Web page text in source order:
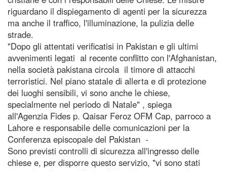
riguardano il dispiegamento di agenti per la sicurezza
ma anche il traffico, l'illuminazione, la pulizia delle
strade.
"Dopo gli attentati verificatisi in Pakistan e gli ultimi
avvenimenti legati al recente conflitto con l'Afghanistan,
nella società pakistana circola il timore di attacchi
terroristici. Nel piano statale di allerta e di protezione
dei luoghi sensibili, vi sono anche le chiese,
specialmente nel periodo di Natale" , spiega
all'Agenzia Fides p. Qaisar Feroz OFM Cap, parroco a
Lahore e responsabile delle comunicazioni per la
Conferenza episcopale del Pakistan -
Sono previsti controlli di sicurezza all'ingresso delle
chiese e, per disporre questo servizio, "vi sono stati